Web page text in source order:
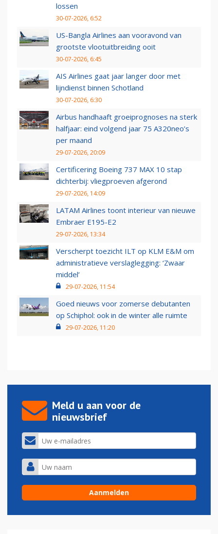
lossen
30-07-2026, 6:52
US-Bangla Airlines aan vooravond van
grootste vlootuitbreiding ooit
30-07-2026, 6:45
AIS Airlines gaat jaar langer door met
lijndienst binnen Schotland
30-07-2026, 6:30
Airbus handhaaft groeiprognoses na sterk
halfjaar: eind volgend jaar 75 A320neo’s
per maand
29-07-2026, 20:09
Certificering Boeing 737 MAX 10 stap
dichterbij: vliegproeven afgerond
29-07-2026, 14:09
LATAM Airlines toont interieur van nieuwe
Embraer E195-E2
29-07-2026, 13:34
Verscherpt toezicht ILT op KLM E&M om
administratieve verslaglegging: ‘Zwaar
middel’
29-07-2026, 11:54
Goed nieuws voor zomerse debutanten
op Schiphol: ook in de winter alle ruimte
29-07-2026, 11:20
Meld u aan voor de
nieuwsbrief